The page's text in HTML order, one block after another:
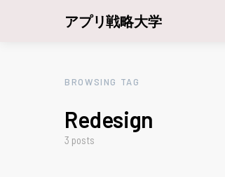
アプリ戦略大学
BROWSING TAG
Redesign
3 posts